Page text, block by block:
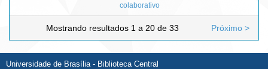
colaborativo
Mostrando resultados 1 a 20 de 33 Próximo >
Universidade de Brasília - Biblioteca Central